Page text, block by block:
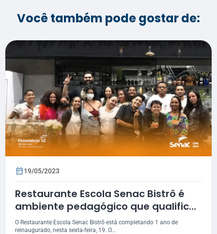
Você também pode gostar de:
19/05/2023
Restaurante Escola Senac Bistrô é
ambiente pedagógico que qualifica
garçons para o mercado de trabalho
O Restaurante Escola Senac Bistrô está completando 1 ano de
reinaugurado, nesta sexta-feira, 19. O...